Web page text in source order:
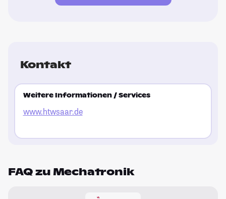
Kontakt
Weitere Informationen / Services
www.htwsaar.de
FAQ zu Mechatronik